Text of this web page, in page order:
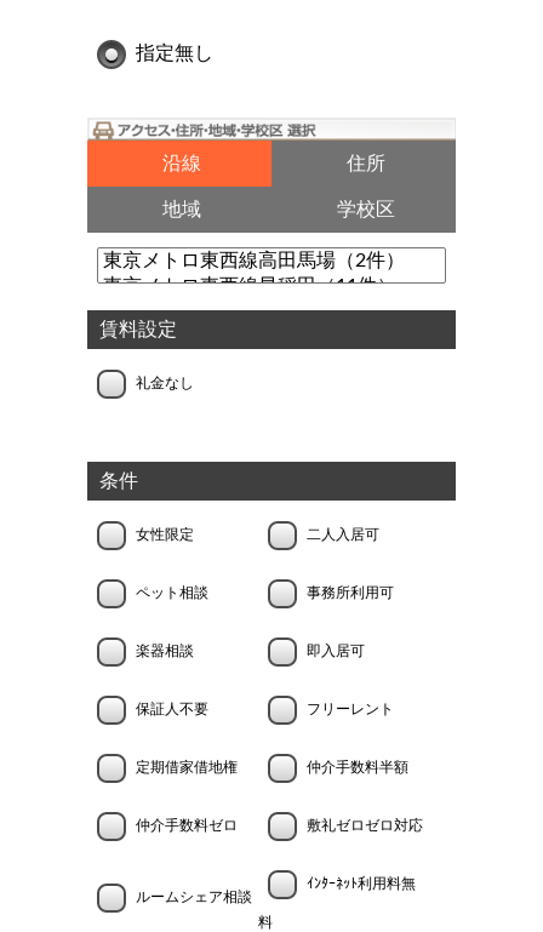
指定無し
沿線 住所
地域 学校区
賃料設定
礼金なし
条件
女性限定 二人入居可
ペット相談 事務所利用可
楽器相談 即入居可
保証人不要 フリーレント
定期借家借地権 仲介手数料半額
仲介手数料ゼロ 敷礼ゼロゼロ対応
ルームシェア相談
ｲﾝﾀｰﾈｯﾄ利用料無
料